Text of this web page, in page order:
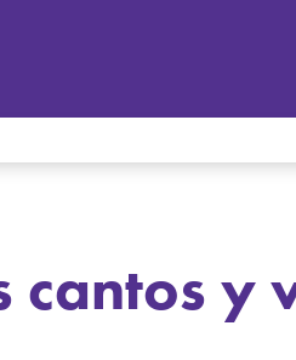
y